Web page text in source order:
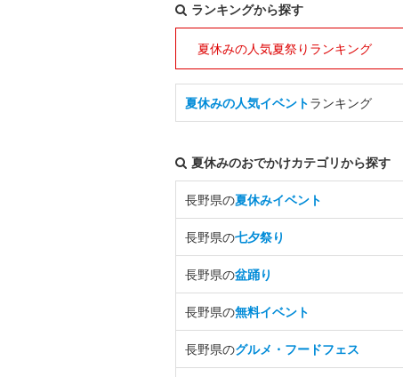
ランキングから探す
夏休みの人気夏祭りランキング
夏休みの人気イベントランキング
夏休みのおでかけカテゴリから探す
長野県の夏休みイベント
長野県の七夕祭り
長野県の盆踊り
長野県の無料イベント
長野県のグルメ・フードフェス